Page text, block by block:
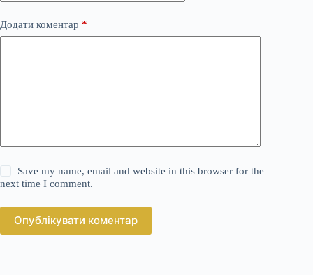
Додати коментар *
Save my name, email and website in this browser for the
next time I comment.
Опублікувати коментар